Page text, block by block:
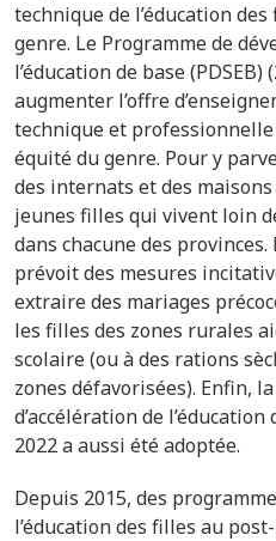
technique de l’éducation
genre. Le Programme de
l’éducation de base (PDSEB)
augmenter l’offre
technique et
équité du genre. Pour y
des internats et des
jeunes filles qui vivent loin
dans chacune des
prévoit des mesures
extraire des mariages
les filles des zones rurales
scolaire (ou à des rations
zones défavorisées). Enfin, la
d’accélération de l’éducation
2022 a aussi été adoptée.
Depuis 2015, des
l’éducation des filles au